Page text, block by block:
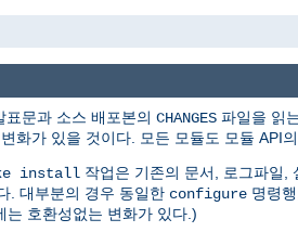
문과 소스 배포본의 CHANGES 파일을 읽
가 있을 것이다. 모든 모듈도 모듈 API
install 작업은 기존의 문서, 로그파일,
. 대부분의 경우 동일한 configure 명령
는 호환성없는 변화가 있다.)